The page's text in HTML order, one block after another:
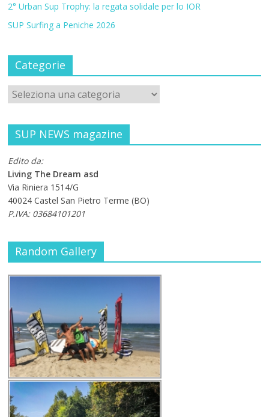
2° Urban Sup Trophy: la regata solidale per lo IOR
SUP Surfing a Peniche 2026
Categorie
SUP NEWS magazine
Edito da:
Living The Dream asd
Via Riniera 1514/G
40024 Castel San Pietro Terme (BO)
P.IVA: 03684101201
Random Gallery